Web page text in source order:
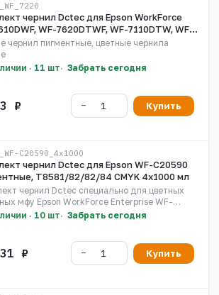
чернил Dctec для Epson WorkForce
WF-7620DTWF, WF-7110DTW, WF-
WF-7710DWF, WF-7720DTWF, WF-
3620, WF-3640, WF-3540, ET-16500. 4
чернил пигментные, цветные чернила
· 11 шт
Забрать сегодня
Купить
C20590_4x1000
чернил Dctec для Epson WF-C20590
T8581/82/82/84 CMYK 4x1000 мл
чернил Dctec специально для цветных
мфу Epson WorkForce Enterprise WF-
(C11CE47401)
· 10 шт Забрать сегодня
Купить